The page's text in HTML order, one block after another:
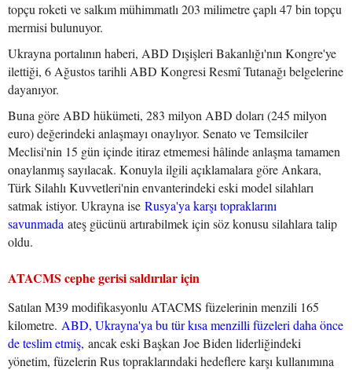
topçu roketi ve salkım mühimmatlı 203 milimetre çaplı 47 bin topçu
mermisi bulunuyor.
Ukrayna portalının haberi, ABD Dışişleri Bakanlığı'nın Kongre'ye
ilettiği, 6 Ağustos tarihli ABD Kongresi Resmî Tutanağı belgelerine
dayanıyor.
Buna göre ABD hükümeti, 283 milyon ABD doları (245 milyon
euro) değerindeki anlaşmayı onaylıyor. Senato ve Temsilciler
Meclisi'nin 15 gün içinde itiraz etmemesi hâlinde anlaşma tamamen
onaylanmış sayılacak. Konuyla ilgili açıklamalara göre Ankara,
Türk Silahlı Kuvvetleri'nin envanterindeki eski model silahları
satmak istiyor. Ukrayna ise Rusya'ya karşı topraklarını
savunmada ateş gücünü artırabilmek için söz konusu silahlara talip
oldu.
ATACMS cephe gerisi saldırılar için
Satılan M39 modifikasyonlu ATACMS füzelerinin menzili 165
kilometre. ABD, Ukrayna'ya bu tür kısa menzilli füzeleri daha önce
de teslim etmiş, ancak eski Başkan Joe Biden liderliğindeki
yönetim, füzelerin Rus topraklarındaki hedeflere karşı kullanımına